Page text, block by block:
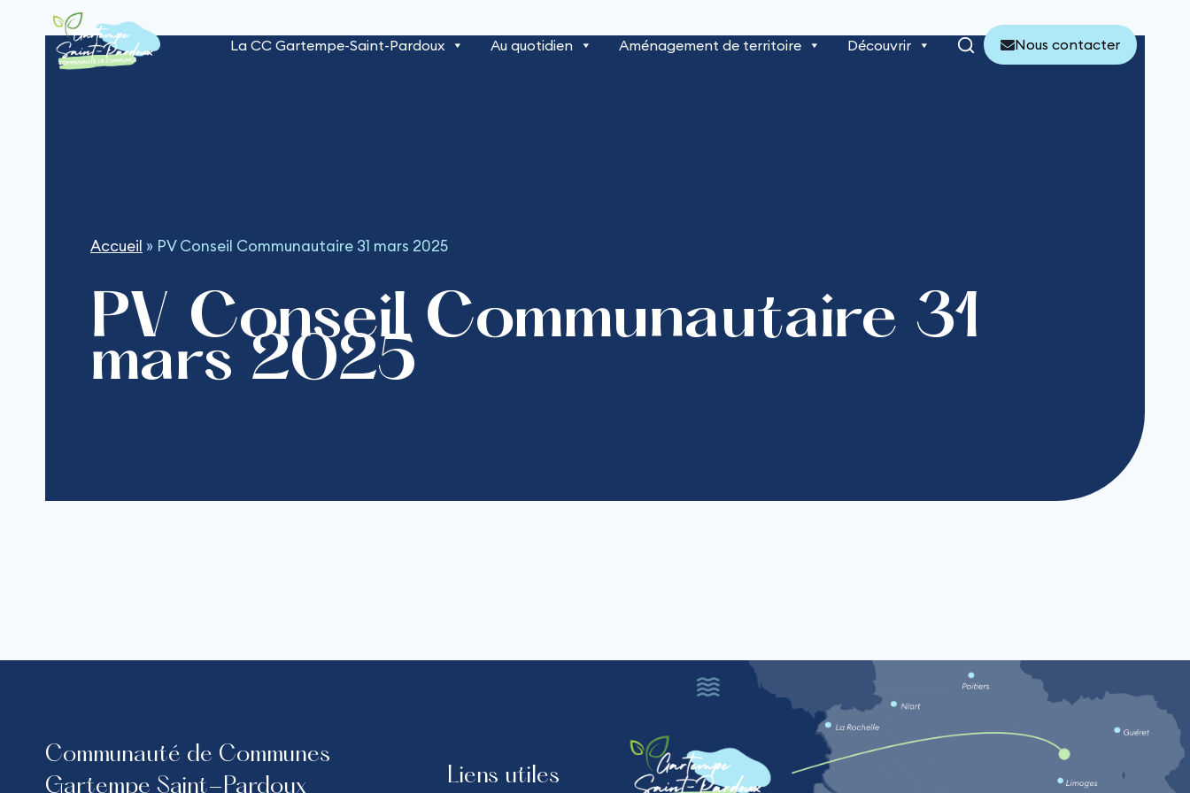
contenu
La CC Gartempe-Saint-Pardoux Au quotidien Aménagement de territoire Découvrir Nous contacter
Accueil » PV Conseil Communautaire 31 mars 2025
PV Conseil Communautaire 31
mars 2025
Communauté de Communes
Gartempe Saint-Pardoux
Liens utiles